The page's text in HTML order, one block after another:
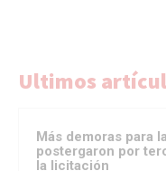
Ultimos
Más demoras para
postergaron por
la licitación